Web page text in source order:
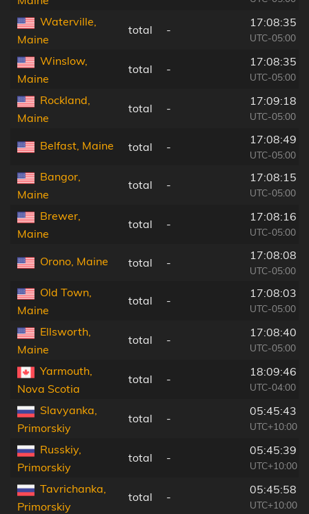
Waterville,
Maine
total -
17:08:35
UTC-05:00
Winslow,
Maine
total -
17:08:35
UTC-05:00
Rockland,
Maine
total -
17:09:18
UTC-05:00
Belfast, Maine total -
17:08:49
UTC-05:00
Bangor,
Maine
total -
17:08:15
UTC-05:00
Brewer,
Maine
total -
17:08:16
UTC-05:00
Orono, Maine total -
17:08:08
UTC-05:00
Old Town,
Maine
total -
17:08:03
UTC-05:00
Ellsworth,
Maine
total -
17:08:40
UTC-05:00
Yarmouth,
Nova Scotia
total -
18:09:46
UTC-04:00
Slavyanka,
Primorskiy
total -
05:45:43
UTC+10:00
Russkiy,
Primorskiy
total -
05:45:39
UTC+10:00
Tavrichanka,
Primorskiy
total -
05:45:58
UTC+10:00